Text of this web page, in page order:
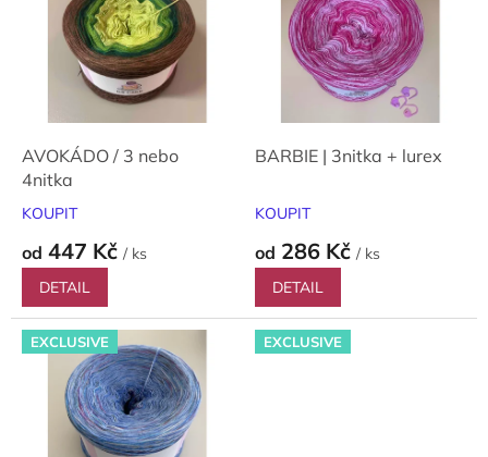
d
ů
AVOKÁDO / 3 nebo
4nitka
KOUPIT
od 447 Kč / ks
DETAIL
BARBIE | 3nitka + lurex
KOUPIT
od 286 Kč / ks
DETAIL
EXCLUSIVE EXCLUSIVE